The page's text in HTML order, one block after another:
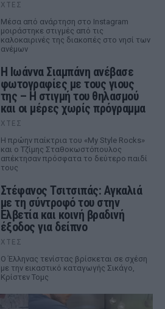
ΧΤΕΣ
Μέσα από ανάρτηση στο Instagram
μοιράστηκε στιγμές από τις
καλοκαιρινές της διακοπές στο νησί των
ανέμων
H Ιωάννα Σιαμπάνη ανέβασε
φωτογραφίες με τους γιους
της – Η στιγμή του θηλασμού
και οι μέρες χωρίς πρόγραμμα
ΧΤΕΣ
Η πρώην παίκτρια του «My Style Rocks»
και ο Τζίμης Σταθοκωστόπουλος
απέκτησαν πρόσφατα το δεύτερο παιδί
τους
Στέφανος Τσιτσιπάς: Αγκαλιά
με τη σύντροφό του στην
Ελβετία και κοινή βραδινή
έξοδος για δείπνο
ΧΤΕΣ
Ο Έλληνας τενίστας βρίσκεται σε σχέση
με την εικαστικό καταγωγής Σικάγο,
Κρίστεν Τομς